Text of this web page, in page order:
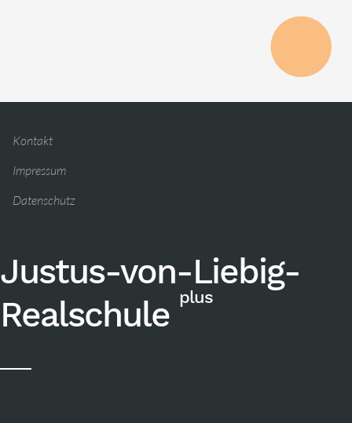
Kontakt
Impressum
Datenschutz
Justus-von-Liebig-
Realschule plus